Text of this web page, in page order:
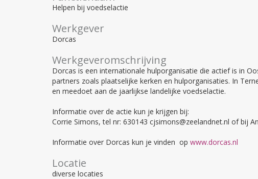
Helpen bij voedselactie
Werkgever
Dorcas
Werkgeveromschrijving
Dorcas is een internationale hulporganisatie die actief is in
partners zoals plaatselijke kerken en hulporganisaties. In
en meedoet aan de jaarlijkse landelijke voedselactie.
Informatie over de actie kun je krijgen bij:
Corrie Simons, tel nr: 630143 cjsimons@zeelandnet.nl of bij
Informatie over Dorcas kun je vinden op www.dorcas.nl
Locatie
diverse locaties